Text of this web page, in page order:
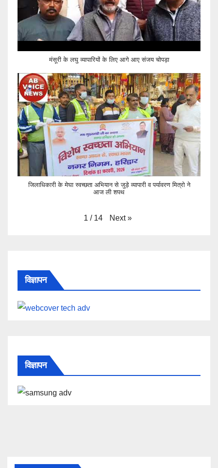
मंसूरी के लघु व्यापारियों के लिए आगे आए संजय चोपड़ा
जिलाधिकारी के मेघा स्वच्छता अभियान से जुड़े व्यापारी व पर्यावरण मित्रो ने
आज ली शपथ
1 / 14 Next »
विज्ञापन
विज्ञापन